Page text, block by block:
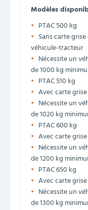
Modèles
PTAC 500 kg
Sans carte
véhicule-tracteur
Nécessite un
de 1000 kg
PTAC 510 kg
Avec carte
Nécessite un
de 1020 kg
PTAC 600 kg
Avec carte
Nécessite un
de 1200 kg
PTAC 650 kg
Avec carte
Nécessite un
de 1300 kg